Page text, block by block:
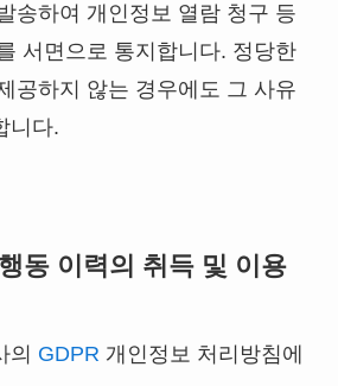
송하여 개인정보 열람 청구 등
서면으로 통지합니다. 정당한
공하지 않는 경우에도 그 사유
니다.
동 이력의 취득 및 이용
의 GDPR 개인정보 처리방침에